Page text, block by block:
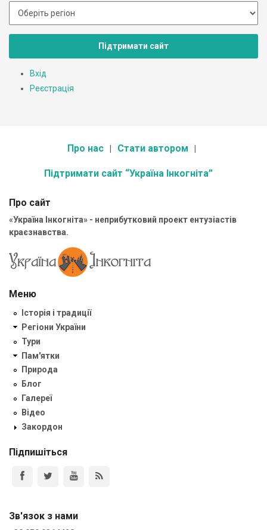
Підтримати сайт
Вхід
Реєстрація
Про нас Стати автором
Підтримати сайт “Україна Інкогніта”
Про сайт
«Україна Інкогніта» - неприбутковий проект ентузіастів
краєзнавства.
Меню
Історія і традиції
Регіони України
Тури
Пам'ятки
Природа
Блог
Галереї
Відео
Закордон
Підпишіться
Зв'язок з нами